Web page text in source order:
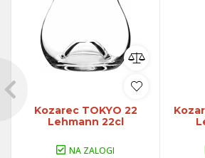
Kozarec TOKYO 22
Lehmann 22cl
NA ZALOGI